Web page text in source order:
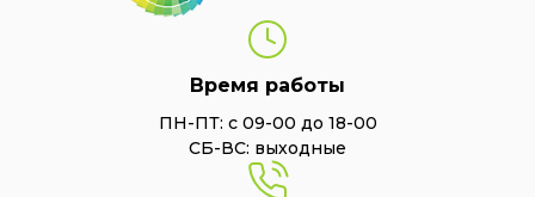
Время работы
ПН-ПТ: с 09-00 до 18-00
СБ-ВС: выходные